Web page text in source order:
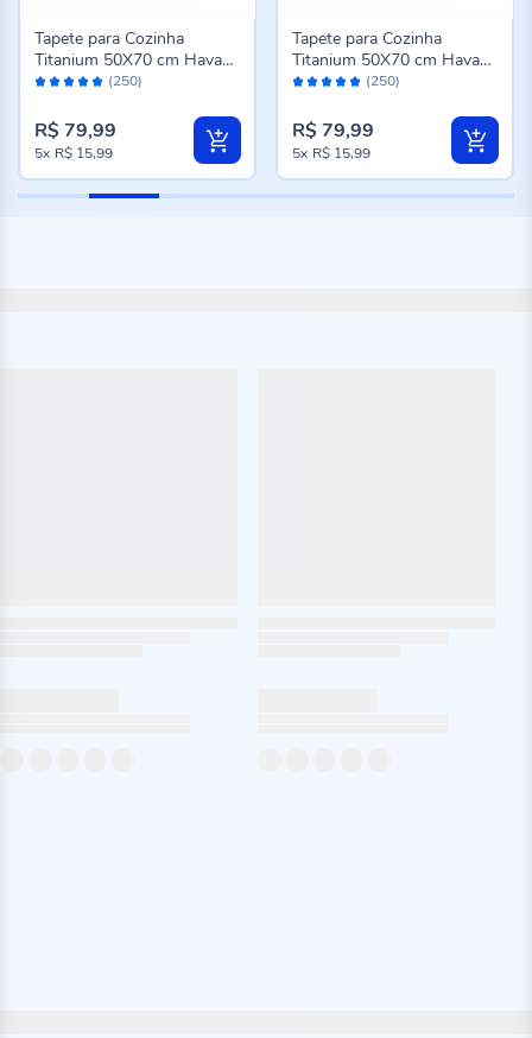
Avaliação: (250)
Tapete para Cozinha
Titanium 50X70 cm Havan
Casa - Marrom Escuro
R$ 79,99
5x R$ 15,99
Avaliação: (250)
Tapete para Cozinha
Titanium 50X70 cm Havan
Casa - Cinza
R$ 79,99
5x R$ 15,99